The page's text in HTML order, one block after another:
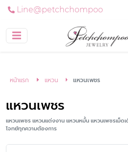
Line@petchchompoo
หน้าแรก แหวน แหวนเพชร
แหวนเพชร
แหวนเพชร แหวนแต่งงาน แหวนหมั้น แหวนเพชรเม็
โจทย์ทุกความต้องการ